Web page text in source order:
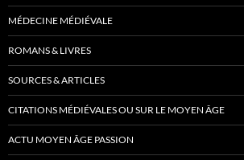
MÉDECINE MÉDIÉVALE
ROMANS & LIVRES
SOURCES & ARTICLES
CITATIONS MÉDIÉVALES OU SUR LE MOYEN ÂGE
ACTU MOYEN ÂGE PASSION